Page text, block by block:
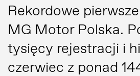
Rekordowe
MG Motor Polska.
tysięcy rejestracji i
czerwiec z ponad